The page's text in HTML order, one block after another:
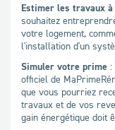
Estimer les travaux
souhaitez
votre logement,
l'installation d'un
Simuler votre prime :
officiel de
que vous pourriez
travaux et de vos
gain énergétique doit